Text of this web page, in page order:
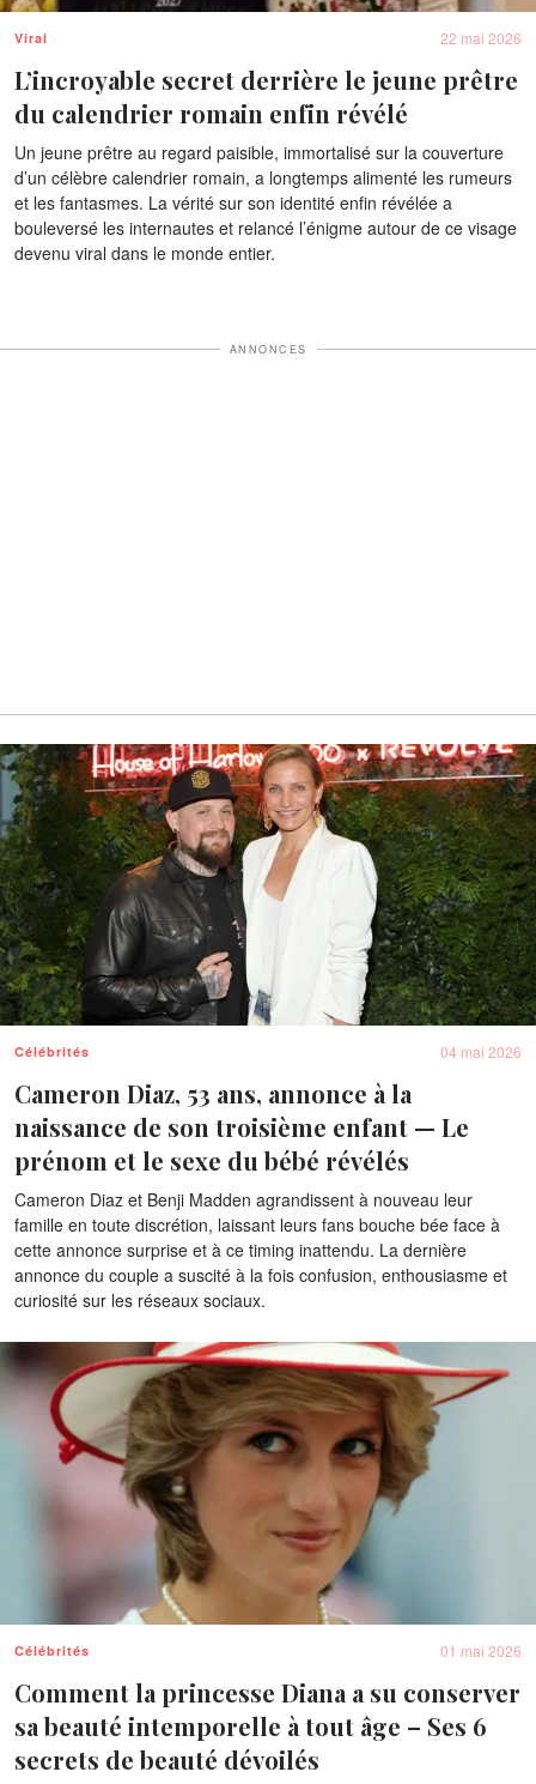
22 mai 2026
Viral
L’incroyable secret derrière le jeune prêtre
du calendrier romain enfin révélé
Un jeune prêtre au regard paisible, immortalisé sur la couverture
d’un célèbre calendrier romain, a longtemps alimenté les rumeurs
et les fantasmes. La vérité sur son identité enfin révélée a
bouleversé les internautes et relancé l’énigme autour de ce visage
devenu viral dans le monde entier.
ANNONCES
04 mai 2026
Célébrités
Cameron Diaz, 53 ans, annonce à la
naissance de son troisième enfant — Le
prénom et le sexe du bébé révélés
Cameron Diaz et Benji Madden agrandissent à nouveau leur
famille en toute discrétion, laissant leurs fans bouche bée face à
cette annonce surprise et à ce timing inattendu. La dernière
annonce du couple a suscité à la fois confusion, enthousiasme et
curiosité sur les réseaux sociaux.
01 mai 2026
Célébrités
Comment la princesse Diana a su conserver
sa beauté intemporelle à tout âge – Ses 6
secrets de beauté dévoilés